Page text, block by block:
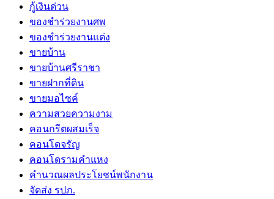
กู้เงินด่วน
ของชำร่วยงานศพ
ของชำร่วยงานแต่ง
ขายบ้าน
ขายบ้านศรีราชา
ขายฝากที่ดิน
ขายมอไซค์
ความสวยความงาม
คอนกรีตผสมเร็จ
คอนโดจรัญ
คอนโดรามคำแหง
คำนวณผลประโยชน์พนักงาน
จัดส่ง รปภ.